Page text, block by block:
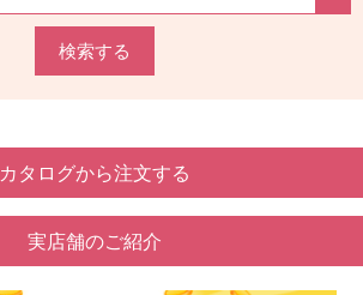
検索する
カタログから注文する
実店舗のご紹介